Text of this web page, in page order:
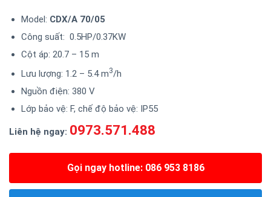
Model: CDX/A 70/05
Công suất: 0.5HP/0.37KW
Cột áp: 20.7 – 15 m
Lưu lượng: 1.2 – 5.4 m3/h
Nguồn điện: 380 V
Lớp bảo vệ: F, chế độ bảo vệ: IP55
Liên hệ ngay: 0973.571.488
Gọi ngay hotline: 086 953 8186